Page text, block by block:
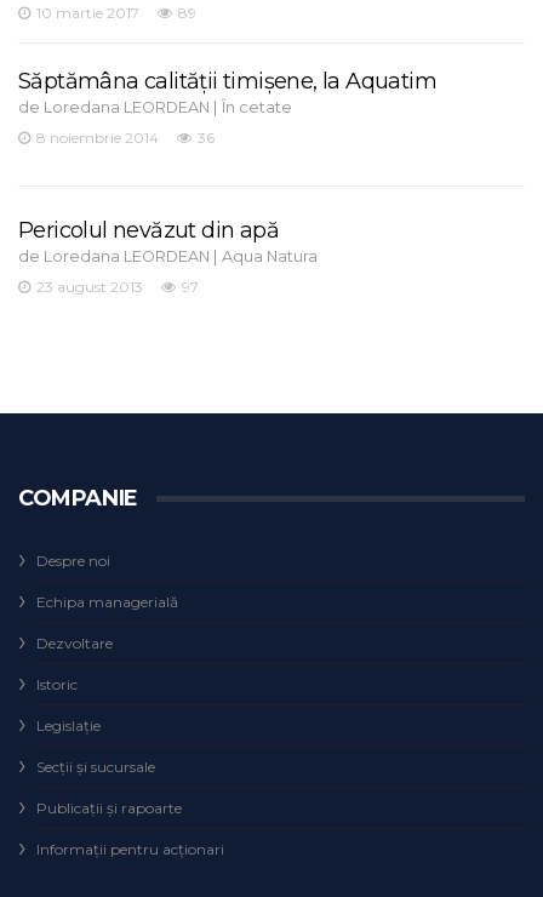
10 martie 2017
89
Săptămâna calității timișene, la Aquatim
de Loredana LEORDEAN | În cetate
8 noiembrie 2014
36
Pericolul nevăzut din apă
de Loredana LEORDEAN | Aqua Natura
23 august 2013
97
COMPANIE
Despre noi
Echipa managerială
Dezvoltare
Istoric
Legislaţie
Secţii şi sucursale
Publicații și rapoarte
Informații pentru acționari